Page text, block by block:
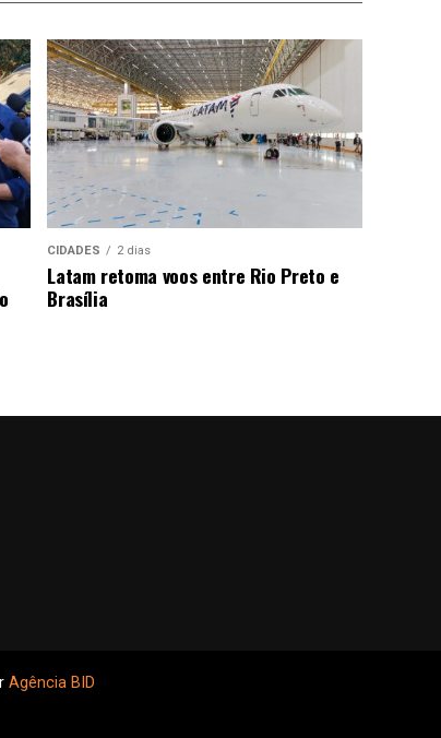
CIDADES 2 dias
Latam retoma voos entre Rio Preto e
Brasília
Agência BID